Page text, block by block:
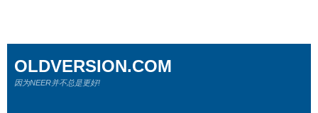
OLDVERSION.COM
因为NEER并不总是更好!